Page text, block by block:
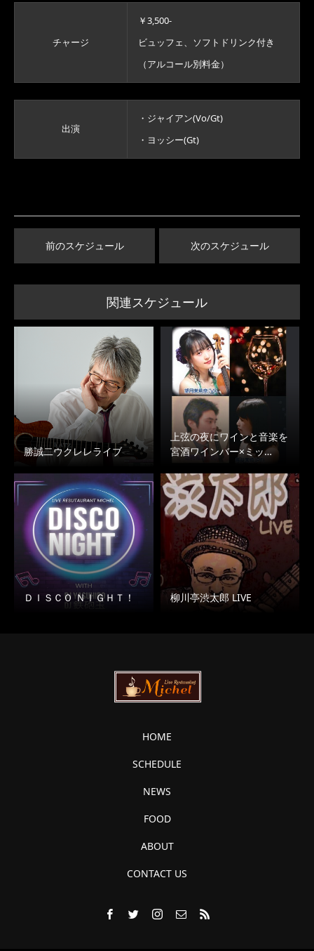
チャージ
￥3,500-
ビュッフェ、ソフトドリンク付き
（アルコール別料金）
出演
・ジャイアン(Vo/Gt)
・ヨッシー(Gt)
前のスケジュール 次のスケジュール
関連スケジュール
勝誠二ウクレレライブ
上弦の夜にワインと音楽を
宮酒ワインバー×ミッ…
ＤＩＳＣＯ ＮＩＧＨＴ！ 柳川亭渋太郎 LIVE
HOME
SCHEDULE
NEWS
FOOD
ABOUT
CONTACT US